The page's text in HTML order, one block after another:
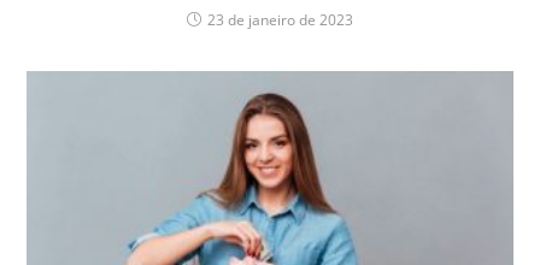
23 de janeiro de 2023